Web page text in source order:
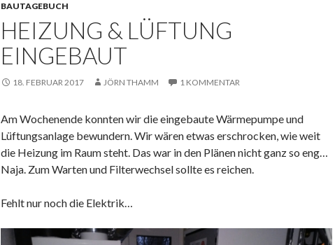
BAUTAGEBUCH
HEIZUNG & LÜFTUNG
EINGEBAUT
18. FEBRUAR 2017 JÖRN THAMM 1 KOMMENTAR
Am Wochenende konnten wir die eingebaute Wärmepumpe und
Lüftungsanlage bewundern. Wir wären etwas erschrocken, wie weit
die Heizung im Raum steht. Das war in den Plänen nicht ganz so eng…
Naja. Zum Warten und Filterwechsel sollte es reichen.
Fehlt nur noch die Elektrik…